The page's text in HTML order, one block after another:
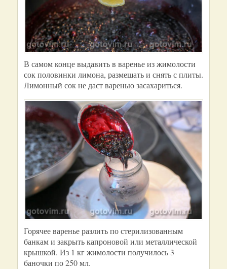
В самом конце выдавить в варенье из жимолости
сок половинки лимона, размешать и снять с плиты.
Лимонный сок не даст варенью засахариться.
Горячее варенье разлить по стерилизованным
банкам и закрыть капроновой или металлической
крышкой. Из 1 кг жимолости получилось 3
баночки по 250 мл.